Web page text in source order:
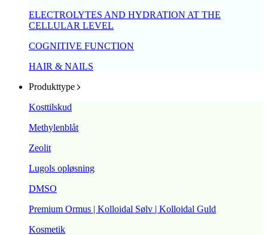
ELECTROLYTES AND HYDRATION AT THE
CELLULAR LEVEL
COGNITIVE FUNCTION
HAIR & NAILS
Produkttype
Kosttilskud
Methylenblåt
Zeolit
Lugols opløsning
DMSO
Premium Ormus | Kolloidal Sølv | Kolloidal Guld
Kosmetik